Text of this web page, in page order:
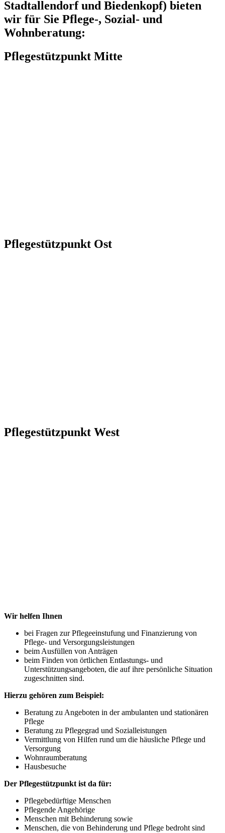
Stadtallendorf und Biedenkopf) bieten
wir für Sie Pflege-, Sozial- und
Wohnberatung:
Pflegestützpunkt Mitte
Pflegestützpunkt Ost
Pflegestützpunkt West
Wir helfen Ihnen
bei Fragen zur Pflegeeinstufung und Finanzierung von
Pflege- und Versorgungsleistungen
beim Ausfüllen von Anträgen
beim Finden von örtlichen Entlastungs- und
Unterstützungsangeboten, die auf ihre persönliche Situation
zugeschnitten sind.
Hierzu gehören zum Beispiel:
Beratung zu Angeboten in der ambulanten und stationären
Pflege
Beratung zu Pflegegrad und Sozialleistungen
Vermittlung von Hilfen rund um die häusliche Pflege und
Versorgung
Wohnraumberatung
Hausbesuche
Der Pflegestützpunkt ist da für:
Pflegebedürftige Menschen
Pflegende Angehörige
Menschen mit Behinderung sowie
Menschen, die von Behinderung und Pflege bedroht sind